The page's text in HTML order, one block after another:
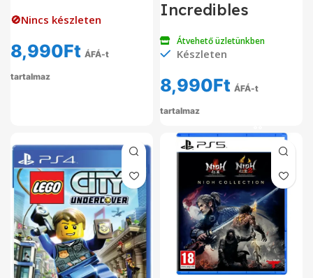
🚫Nincs készleten
8,990Ft ÁFÁ-t
tartalmaz
Incredibles
Átvehető üzletünkben
Készleten
8,990Ft ÁFÁ-t
tartalmaz